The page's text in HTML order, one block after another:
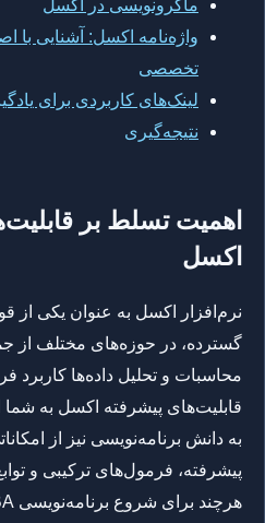
ماکرونویسی در اکسل
واژه‌نامه اکسل: آشنایی با
تخصصی
لینک‌های کاربردی برای
نتیجه‌گیری
اهمیت تسلط بر
اکسل
نرم‌افزار اکسل به عنوان یکی از
گسترده، در حوزه‌های مختلف از
محاسبات و تحلیل داده‌ها کاربرد
قابلیت‌های پیشرفته اکسل به شما
به دانش برنامه‌نویسی نیز از
پیشرفته، فرمول‌های ترکیبی و